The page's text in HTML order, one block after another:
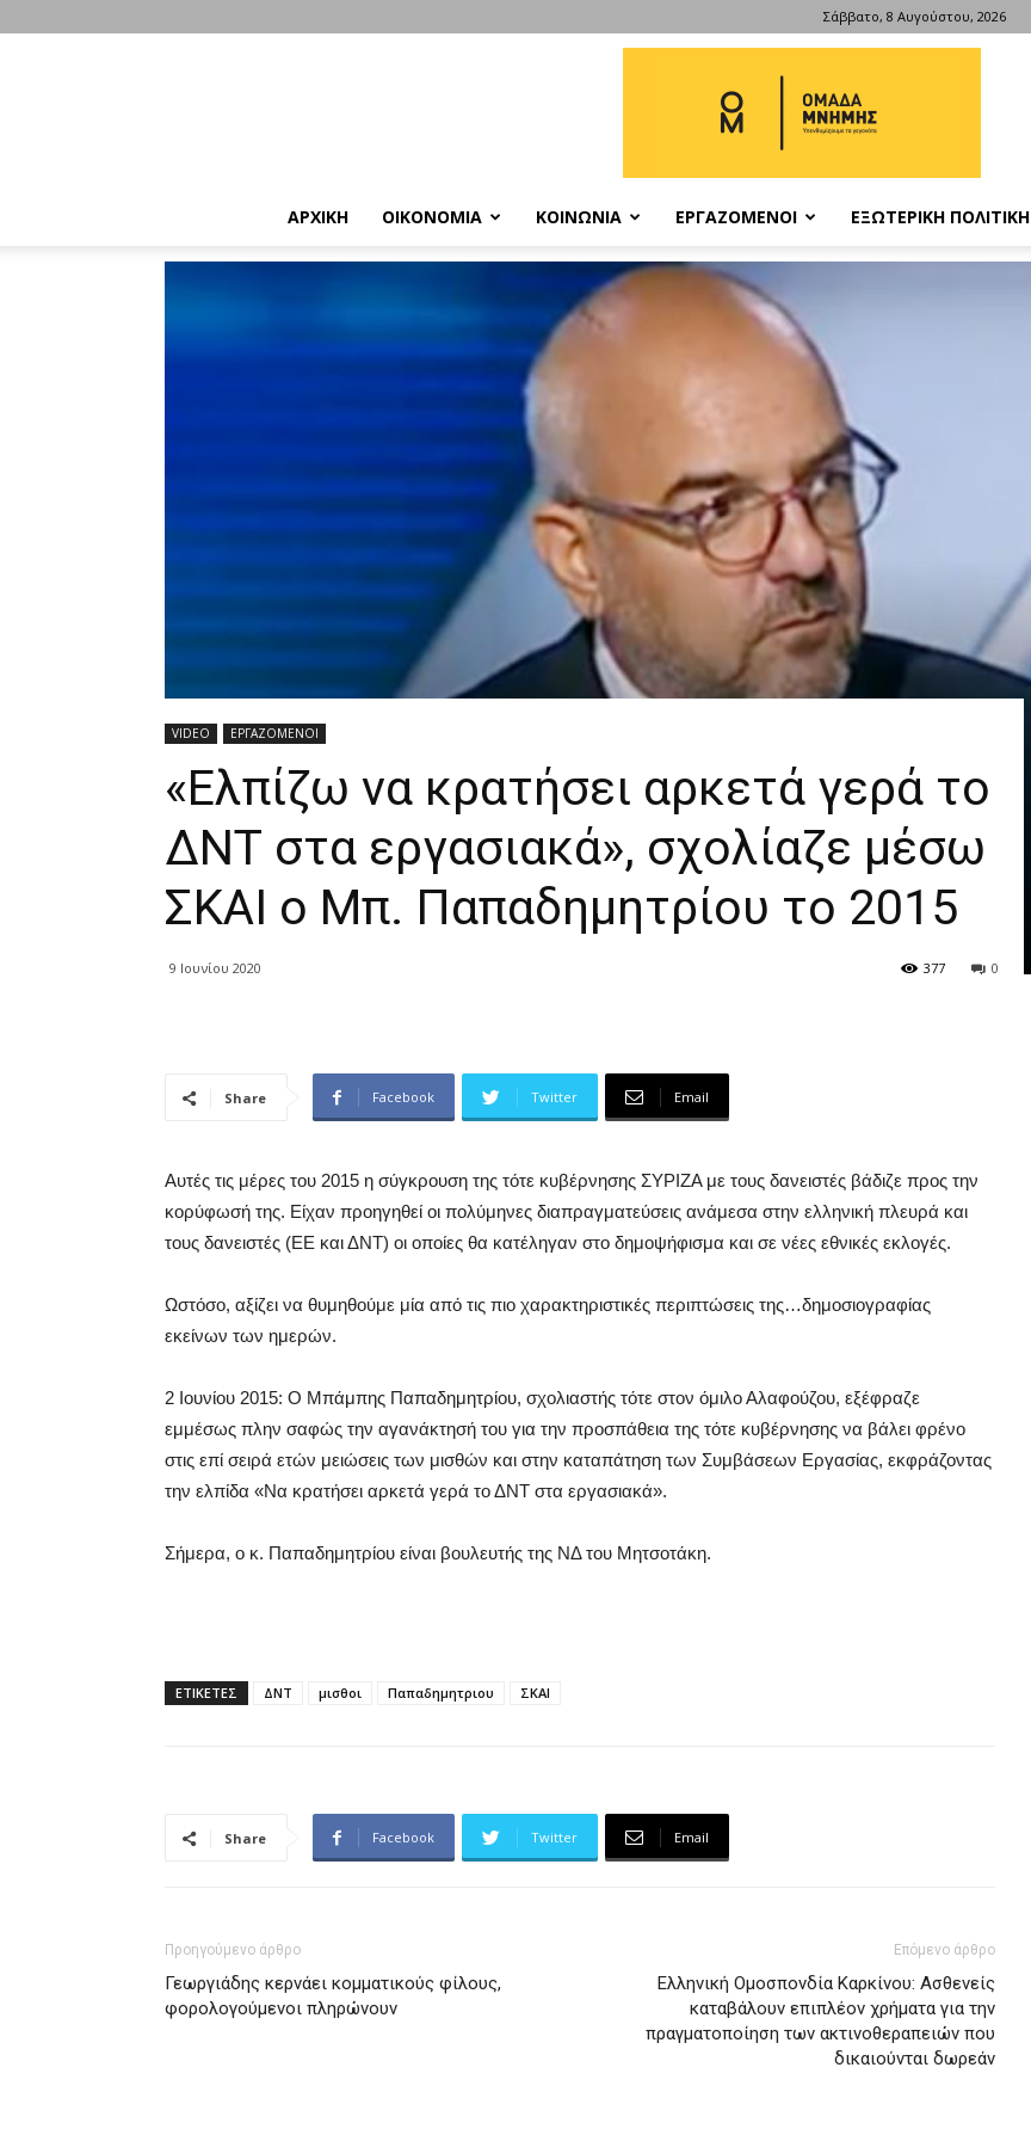
Σάββατο, 8 Αυγούστου, 2026
ΜΝΗΜΗΣ
ΑΡΧΙΚΗ ΟΙΚΟΝΟΜΙΑ ΚΟΙΝΩΝΙΑ ΕΡΓΑΖΟΜΕΝΟΙ ΕΞΩΤΕΡΙΚΗ ΠΟΛΙΤΙΚΗ
VIDEO ΕΡΓΑΖΟΜΕΝΟΙ
«Ελπίζω να κρατήσει αρκετά γερά το
ΔΝΤ στα εργασιακά», σχολίαζε μέσω
ΣΚΑΙ ο Μπ. Παπαδημητρίου το 2015
9 Ιουνίου 2020 0
377
Share Facebook Twitter Email
Αυτές τις μέρες του 2015 η σύγκρουση της τότε κυβέρνησης ΣΥΡΙΖΑ με τους δανειστές βάδιζε προς την
κορύφωσή της. Είχαν προηγηθεί οι πολύμηνες διαπραγματεύσεις ανάμεσα στην ελληνική πλευρά και
τους δανειστές (ΕΕ και ΔΝΤ) οι οποίες θα κατέληγαν στο δημοψήφισμα και σε νέες εθνικές εκλογές.
Ωστόσο, αξίζει να θυμηθούμε μία από τις πιο χαρακτηριστικές περιπτώσεις της…δημοσιογραφίας
εκείνων των ημερών.
2 Ιουνίου 2015: Ο Μπάμπης Παπαδημητρίου, σχολιαστής τότε στον όμιλο Αλαφούζου, εξέφραζε
εμμέσως πλην σαφώς την αγανάκτησή του για την προσπάθεια της τότε κυβέρνησης να βάλει φρένο
στις επί σειρά ετών μειώσεις των μισθών και στην καταπάτηση των Συμβάσεων Εργασίας, εκφράζοντας
την ελπίδα «Να κρατήσει αρκετά γερά το ΔΝΤ στα εργασιακά».
Σήμερα, ο κ. Παπαδημητρίου είναι βουλευτής της ΝΔ του Μητσοτάκη.
ΕΤΙΚΕΤΕΣ ΔΝΤ μισθοι Παπαδημητριου ΣΚΑΙ
Share Facebook Twitter Email
Προηγούμενο άρθρο
Γεωργιάδης κερνάει κομματικούς φίλους,
φορολογούμενοι πληρώνουν
Επόμενο άρθρο
Ελληνική Ομοσπονδία Καρκίνου: Ασθενείς
καταβάλουν επιπλέον χρήματα για την
πραγματοποίηση των ακτινοθεραπειών που
δικαιούνται δωρεάν